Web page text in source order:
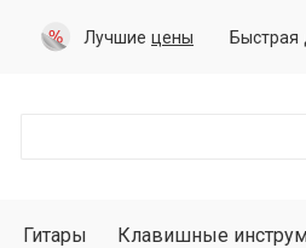
Лучшие цены Быстрая
Гитары Клавишные